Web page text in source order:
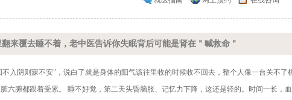
来覆去睡不着，老中医告诉你失眠背后可能是肾在＂喊救命＂
入阴则寐不安"，说白了就是身体的阳气该往里收的时候收不回去，整个人像一台关不了
六腑都跟着受累。 睡不好觉，第二天头昏脑胀、记忆力下降，这还是轻的。时间一长，